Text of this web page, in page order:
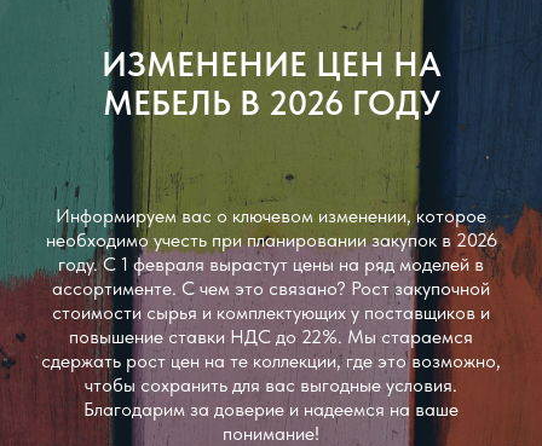
ИЗМЕНЕНИЕ ЦЕН НА
МЕБЕЛЬ В 2026 ГОДУ
Информируем вас о ключевом изменении, которое
необходимо учесть при планировании закупок в 2026
году. С 1 февраля вырастут цены на ряд моделей в
ассортименте. С чем это связано? Рост закупочной
стоимости сырья и комплектующих у поставщиков и
повышение ставки НДС до 22%. Мы стараемся
сдержать рост цен на те коллекции, где это возможно,
чтобы сохранить для вас выгодные условия.
Благодарим за доверие и надеемся на ваше
понимание!